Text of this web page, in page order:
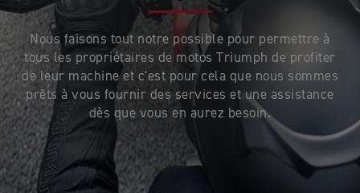
Nous faisons tout notre possible pour permettre à
tous les propriétaires de motos Triumph de profiter
de leur machine et c'est pour cela que nous sommes
prêts à vous fournir des services et une assistance
dès que vous en aurez besoin.